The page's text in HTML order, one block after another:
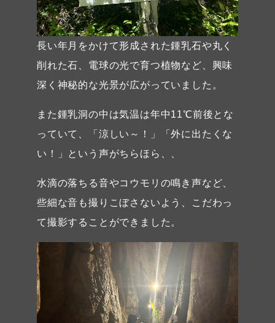
長い年月をかけて形成された鍾乳石や丸く
削れた石、電球の光で育つ植物など、興味
深く神秘的な光景が広がっていました。
また鍾乳洞の中は気温は年中11℃前後とな
っていて、「涼しい～！」「外に出たくな
い！」という声がちらほら、、
水滴の落ちる音やコウモリの鳴き声など、
些細な音も撮りこぼさないよう、こだわっ
て撮影することができました。